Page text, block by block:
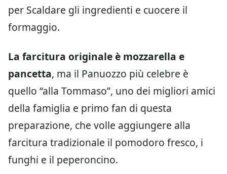
per Scaldare gli ingredienti e cuocere il
formaggio.
La farcitura originale è mozzarella e
pancetta, ma il Panuozzo più celebre è
quello “alla Tommaso”, uno dei migliori amici
della famiglia e primo fan di questa
preparazione, che volle aggiungere alla
farcitura tradizionale il pomodoro fresco, i
funghi e il peperoncino.